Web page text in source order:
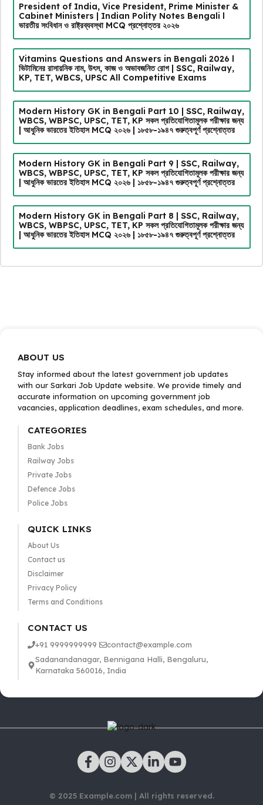
President of India, Vice President, Prime Minister &
Cabinet Ministers | Indian Polity Notes Bengali l
ভারতীয় সংবিধান ও রাষ্ট্রব্যবস্থা MCQ প্রশ্নোত্তর ২০২৬
Vitamins Questions and Answers in Bengali 2026 l
ভিটামিনের রাসায়নিক নাম, উৎস, কাজ ও অভাবজনিত রোগ | SSC, Railway,
KP, TET, WBCS, UPSC All Competitive Exams
Modern History GK in Bengali Part 10 | SSC, Railway,
WBCS, WBPSC, UPSC, TET, KP সকল প্রতিযোগিতামূলক পরীক্ষার জন্য
| আধুনিক ভারতের ইতিহাস MCQ ২০২৬ | ১৮৫৮-১৯৪৭ গুরুত্বপূর্ণ প্রশ্নোত্তর
Modern History GK in Bengali Part 9 | SSC, Railway,
WBCS, WBPSC, UPSC, TET, KP সকল প্রতিযোগিতামূলক পরীক্ষার জন্য
| আধুনিক ভারতের ইতিহাস MCQ ২০২৬ | ১৮৫৮-১৯৪৭ গুরুত্বপূর্ণ প্রশ্নোত্তর
Modern History GK in Bengali Part 8 | SSC, Railway,
WBCS, WBPSC, UPSC, TET, KP সকল প্রতিযোগিতামূলক পরীক্ষার জন্য
| আধুনিক ভারতের ইতিহাস MCQ ২০২৬ | ১৮৫৮-১৯৪৭ গুরুত্বপূর্ণ প্রশ্নোত্তর
ABOUT US
Stay informed about the latest government job updates
with our Sarkari Job Update website. We provide timely and
accurate information on upcoming government job
vacancies, application deadlines, exam schedules, and more.
CATEGORIES
Bank Jobs
Railway Jobs
Private Jobs
Defence Jobs
Police Jobs
QUICK LINKS
About Us
Contact us
Disclaimer
Privacy Policy
Terms and Conditions
CONTACT US
+91 9999999999
contact@example.com
Sadanandanagar, Bennigana Halli, Bengaluru,
Karnataka 560016, India
© 2025 Example.com | All rights reserved.